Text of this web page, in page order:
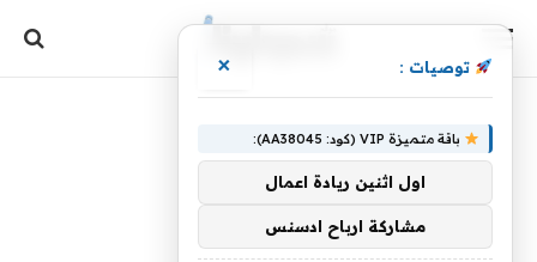
توصيات : ×
باقة متميزة VIP (كود: AA38045):
اول اثنين ريادة اعمال
مشاركة ارباح ادسنس